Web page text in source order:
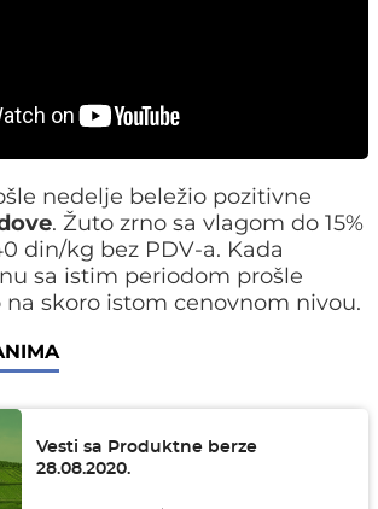
nedelje beležio pozitivne
. Žuto zrno sa vlagom do 15%
din/kg bez PDV-a. Kada
sa istim periodom prošle
skoro istom cenovnom nivou.
Vesti sa Produktne berze
28.08.2020.